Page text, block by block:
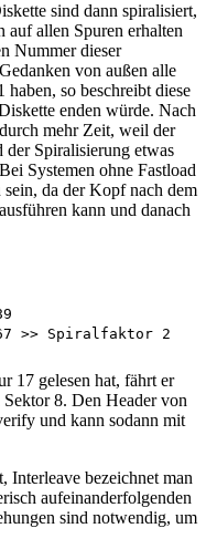
sind dann spiralisiert,
auf allen Spuren erhalten
Nummer dieser
von außen alle
so beschreibt diese
enden würde. Nach
mehr Zeit, weil der
der Spiralisierung etwas
Systemen ohne Fastload
da der Kopf nach dem
kann und danach
17 gelesen hat, fährt er
8. Den Header von
und kann sodann mit
Interleave bezeichnet man
aufeinanderfolgenden
sind notwendig, um